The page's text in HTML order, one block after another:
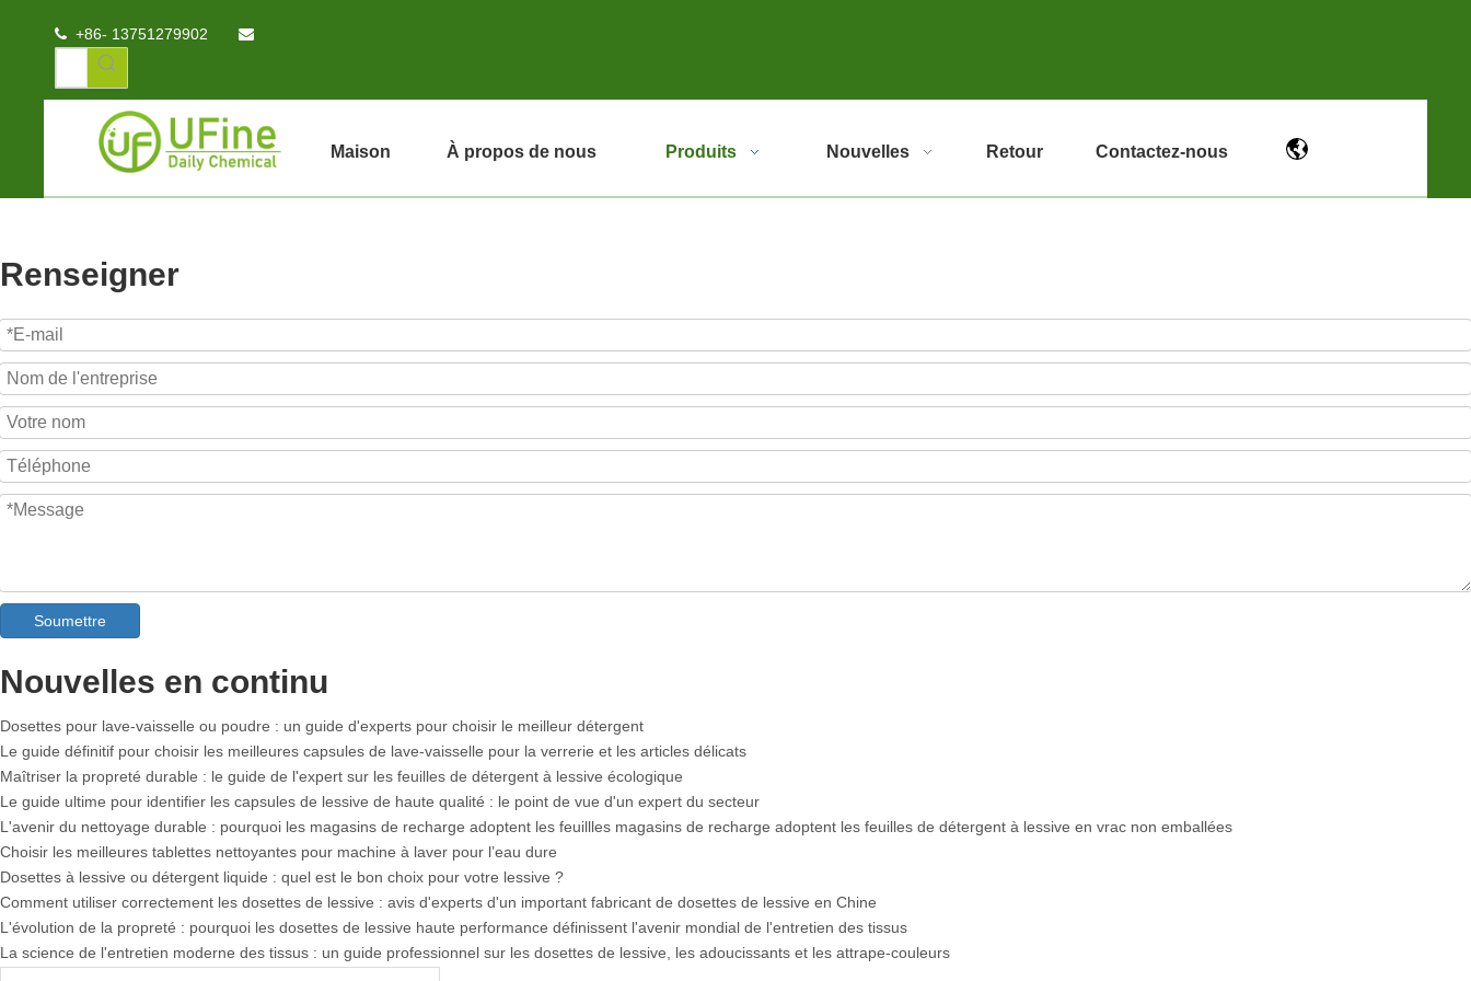
 +86- 13751279902 
Maison À propos de nous Produits Nouvelles Retour Contactez-nous
Renseigner
Soumettre
Nouvelles en continu
Fabricant OEM de spray détachant pour colliers et manchettes en Chine
L'avenir du nettoyage : pourquoi les dosettes pour lave-vaisselle à base de plantes sont à la mode en 2026
Le guide définitif pour choisir les meilleures capsules de lave-vaisselle pour la verrerie et les articles délicats
Maîtriser la propreté durable : le guide de l'expert sur les feuilles de détergent à lessive écologique
Le guide ultime pour identifier les capsules de lessive de haute qualité : le point de vue d'un expert du secteur
L'avenir du nettoyage durable : pourquoi les magasins de recharge adoptent les feuillles magasins de recharge adoptent les feuilles de détergent à lessive en vrac non emballées
Choisir les meilleures tablettes nettoyantes pour machine à laver pour l’eau dure
Dosettes à lessive ou détergent liquide : quel est le bon choix pour votre lessive ?
Comment utiliser correctement les dosettes de lessive : avis d'experts d'un important fabricant de dosettes de lessive en Chine
L'évolution de la propreté : pourquoi les dosettes de lessive haute performance définissent l'avenir mondial de l'entretien des tissus
La science de l'entretien moderne des tissus : un guide professionnel sur les dosettes de lessive, les adoucissants et les attrape-couleurs
Le guide ultime des dosettes de lessive : avis d'experts sur la sécurité, la science et l'optimisation de la puissance de nettoyage